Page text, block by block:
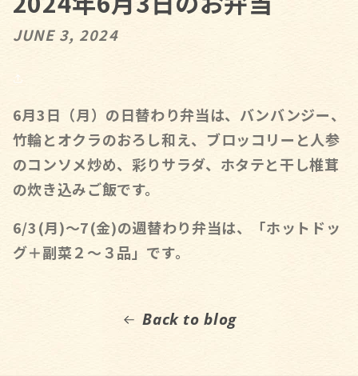
JUNE 3, 2024
6月3日（月）の日替わり弁当は、バンバンジー、
竹輪とオクラのおろし和え、ブロッコリーと人参
のコンソメ炒め、彩りサラダ、ホタテと干し椎茸
の炊き込みご飯です。
6/3(月)～7(金)の週替わり弁当は、「ホットドッ
グ＋副菜２～３品」です。
Back to blog